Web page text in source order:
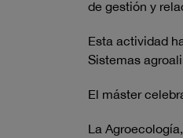
de gestión y
Esta actividad
Sistemas
El máster
La